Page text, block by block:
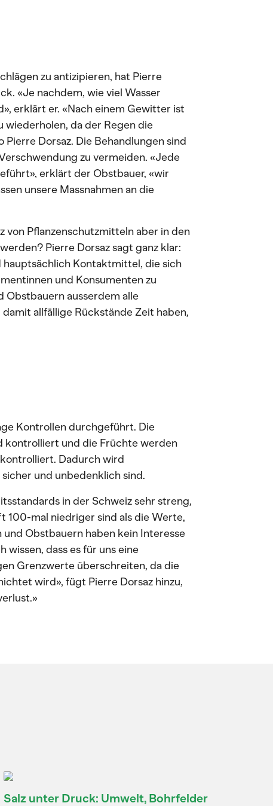
zu antizipieren, hat Pierre
«Je nachdem, wie viel Wasser
erklärt er. «Nach einem Gewitter ist
wiederholen, da der Regen die
Dorsaz. Die Behandlungen sind
zu vermeiden. «Jede
erklärt der Obstbauer, «wir
unsere Massnahmen an die
Pflanzenschutzmitteln aber in den
Pierre Dorsaz sagt ganz klar:
Kontaktmittel, die sich
und Konsumenten zu
Obstbauern ausserdem alle
allfällige Rückstände Zeit haben,
Kontrollen durchgeführt. Die
kontrolliert und die Früchte werden
Dadurch wird
und unbedenklich sind.
in der Schweiz sehr streng,
100-mal niedriger sind als die Werte,
Obstbauern haben kein Interesse
wissen, dass es für uns eine
Grenzwerte überschreiten, da die
wird», fügt Pierre Dorsaz hinzu,
Salz unter Druck: Umwelt, Bohrfelder